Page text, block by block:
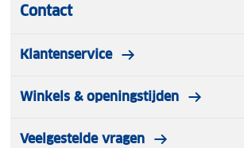
Contact
Klantenservice
Winkels & openingstijden
Veelgestelde vragen